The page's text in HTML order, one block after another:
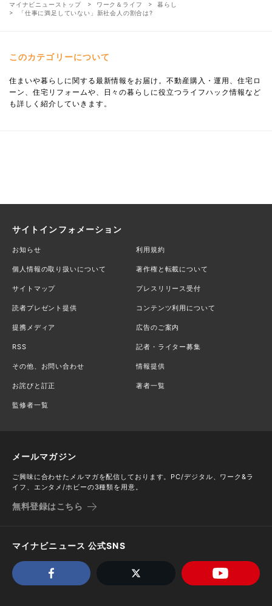
マイナビニューストップ ワーク＆ライフ
暮らし
「仕事に満足していない」新社会人の割合は?
このカテゴリーについて
住まいや暮らしに関する最新情報をお届け。不動産購入・運用、住宅ロ
ーン、住宅リフォームや、日々の暮らしに役立つライフハック情報など
も詳しく紹介していきます。
サイトインフォメーション
お知らせ 利用規約
個人情報の取り扱いについて 著作権と転載について
サイトマップ プレスリリース受付
読者プレゼント提供 コンテンツ利用について
提携メディア 広告のご案内
RSS 記者・ライター募集
その他、お問い合わせ 情報提供
お詫びと訂正 著者一覧
監修者一覧
メールマガジン
ご興味に合わせたメルマガを配信しております。PC/デジタル、ワーク&ラ
イフ、エンタメ/ホビーの3種類を用意。
無料登録はこちら
マイナビニュース 公式SNS